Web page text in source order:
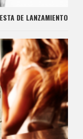
DE LANZAMIENTO